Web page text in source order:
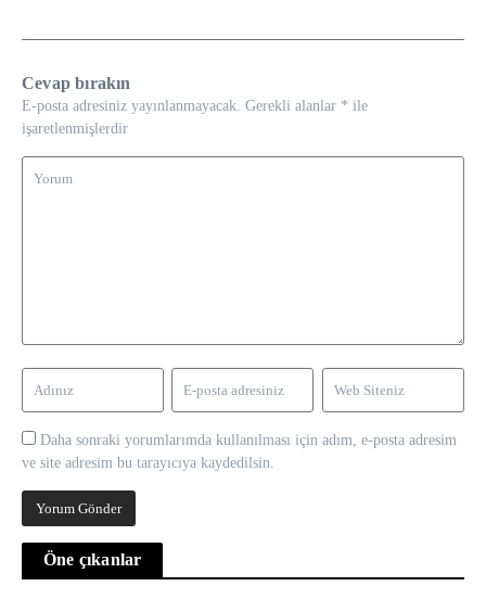
Cevap bırakın
E-posta adresiniz yayınlanmayacak. Gerekli alanlar * ile
işaretlenmişlerdir
Daha sonraki yorumlarımda kullanılması için adım, e-posta adresim
ve site adresim bu tarayıcıya kaydedilsin.
Öne çıkanlar